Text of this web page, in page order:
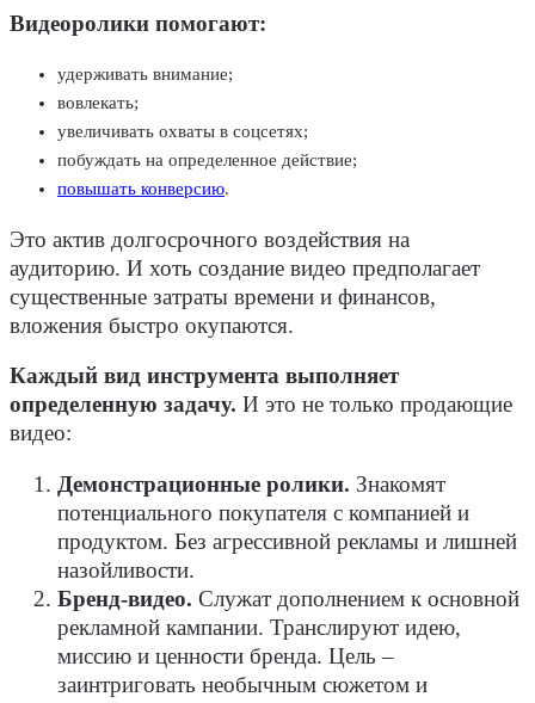
Видеоролики помогают:
удерживать внимание;
вовлекать;
увеличивать охваты в соцсетях;
побуждать на определенное действие;
повышать конверсию.
Это актив долгосрочного воздействия на
аудиторию. И хоть создание видео предполагает
существенные затраты времени и финансов,
вложения быстро окупаются.
Каждый вид инструмента выполняет
определенную задачу. И это не только продающие
видео:
Демонстрационные ролики. Знакомят
потенциального покупателя с компанией и
продуктом. Без агрессивной рекламы и лишней
назойливости.
Бренд-видео. Служат дополнением к основной
рекламной кампании. Транслируют идею,
миссию и ценности бренда. Цель –
заинтриговать необычным сюжетом и